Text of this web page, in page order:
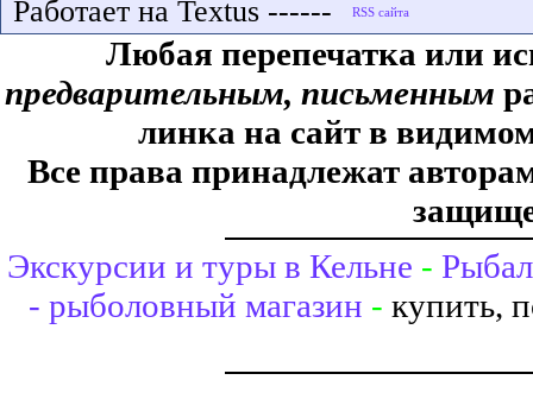
Работает на Textus ------
Любая перепечатка или
предварительным, письменным
линка на сайт в
Все права принадлежат
Экскурсии и туры в Кельне -
- рыболовный магазин - купить,